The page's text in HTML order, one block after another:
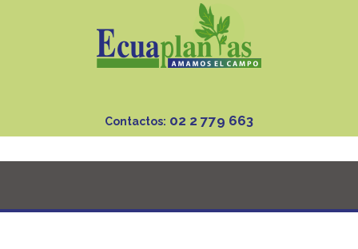
Contactos: 02 2 779 663